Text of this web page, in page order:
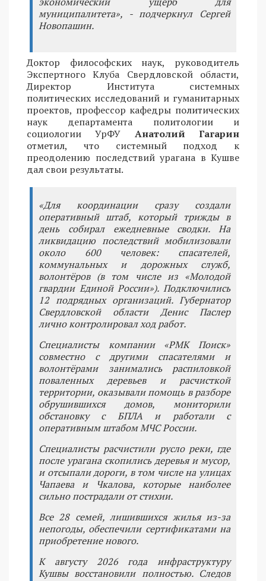
муниципалитета», - подчеркнул Сергей
Новопашин.
Доктор философских наук, руководитель
Экспертного Клуба Свердловской области,
Директор Института системных
политических исследований и гуманитарных
проектов, профессор кафедры политических
наук департамента политологии и
социологии УрФУ Анатолий Гагарин
отметил, что системный подход к
преодолению последствий урагана в Кушве
дал свои результаты.
«Для координации сразу создали
оперативный штаб, который трижды в
день собирал ежедневные сводки. На
ликвидацию последствий мобилизовали
около 600 человек: спасателей,
коммунальных и дорожных служб,
волонтёров (в том числе из «Молодой
гвардии Единой России»). Подключились
12 подрядных организаций. Губернатор
Свердловской области Денис Паслер
лично контролировал ход работ.
Специалисты компании «РМК Поиск»
совместно с другими спасателями и
волонтёрами занимались распиловкой
поваленных деревьев и расчисткой
территории, оказывали помощь в разборе
обрушившихся домов, мониторили
обстановку с БПЛА и работали с
оперативным штабом МЧС России.
Специалисты расчистили русло реки, где
после урагана скопились деревья и мусор,
и отсыпали дороги, в том числе на улицах
Чапаева и Чкалова, которые наиболее
сильно пострадали от стихии.
Все 28 семей, лишившихся жилья из-за
непогоды, обеспечили сертификатами на
приобретение нового.
К августу 2026 года инфраструктуру
Кушвы восстановили полностью. Следов